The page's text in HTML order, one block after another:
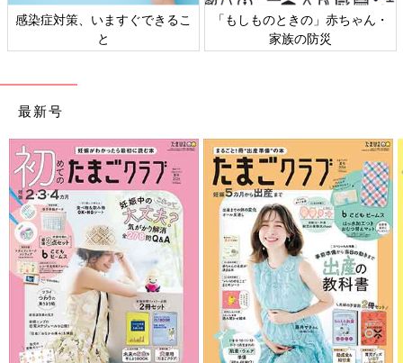
感染症対策、いますぐできるこ
と
「もしものときの」赤ちゃん・
家族の防災
最新号